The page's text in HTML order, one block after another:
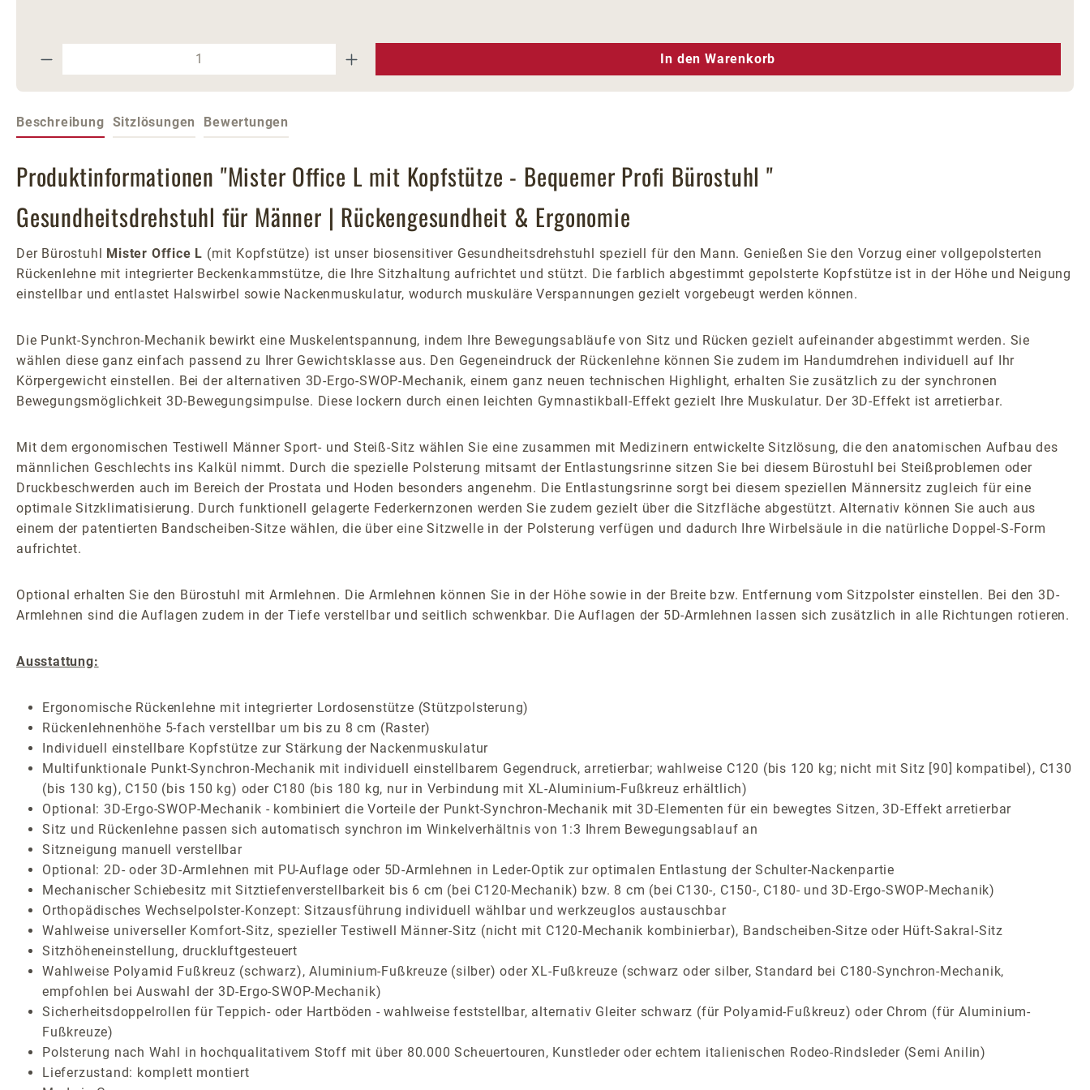
Produkt Anzahl: Gib den gewünschten Wert ein oder benutze die Schaltflächen um die Anzahl zu erhöhen oder zu
In den Warenkorb
Beschreibung Sitzlösungen Bewertungen
Produktinformationen "Mister Office L mit Kopfstütze - Bequemer Profi Bürostuhl "
Gesundheitsdrehstuhl für Männer | Rückengesundheit & Ergonomie
Der Bürostuhl Mister Office L (mit Kopfstütze) ist unser biosensitiver Gesundheitsdrehstuhl speziell für den Mann. Genießen Sie den Vorzug einer vollgepolsterten
Rückenlehne mit integrierter Beckenkammstütze, die Ihre Sitzhaltung aufrichtet und stützt. Die farblich abgestimmt gepolsterte Kopfstütze ist in der Höhe und Neigung
einstellbar und entlastet Halswirbel sowie Nackenmuskulatur, wodurch muskuläre Verspannungen gezielt vorgebeugt werden können.
Die Punkt-Synchron-Mechanik bewirkt eine Muskelentspannung, indem Ihre Bewegungsabläufe von Sitz und Rücken gezielt aufeinander abgestimmt werden. Sie
wählen diese ganz einfach passend zu Ihrer Gewichtsklasse aus. Den Gegeneindruck der Rückenlehne können Sie zudem im Handumdrehen individuell auf Ihr
Körpergewicht einstellen. Bei der alternativen 3D-Ergo-SWOP-Mechanik, einem ganz neuen technischen Highlight, erhalten Sie zusätzlich zu der synchronen
Bewegungsmöglichkeit 3D-Bewegungsimpulse. Diese lockern durch einen leichten Gymnastikball-Effekt gezielt Ihre Muskulatur. Der 3D-Effekt ist arretierbar.
Mit dem ergonomischen Testiwell Männer Sport- und Steiß-Sitz wählen Sie eine zusammen mit Medizinern entwickelte Sitzlösung, die den anatomischen Aufbau des
männlichen Geschlechts ins Kalkül nimmt. Durch die spezielle Polsterung mitsamt der Entlastungsrinne sitzen Sie bei diesem Bürostuhl bei Steißproblemen oder
Druckbeschwerden auch im Bereich der Prostata und Hoden besonders angenehm. Die Entlastungsrinne sorgt bei diesem speziellen Männersitz zugleich für eine
optimale Sitzklimatisierung. Durch funktionell gelagerte Federkernzonen werden Sie zudem gezielt über die Sitzfläche abgestützt. Alternativ können Sie auch aus
einem der patentierten Bandscheiben-Sitze wählen, die über eine Sitzwelle in der Polsterung verfügen und dadurch Ihre Wirbelsäule in die natürliche Doppel-S-Form
aufrichtet.
Optional erhalten Sie den Bürostuhl mit Armlehnen. Die Armlehnen können Sie in der Höhe sowie in der Breite bzw. Entfernung vom Sitzpolster einstellen. Bei den 3D-
Armlehnen sind die Auflagen zudem in der Tiefe verstellbar und seitlich schwenkbar. Die Auflagen der 5D-Armlehnen lassen sich zusätzlich in alle Richtungen rotieren.
Ausstattung:
Ergonomische Rückenlehne mit integrierter Lordosenstütze (Stützpolsterung)
Rückenlehnenhöhe 5-fach verstellbar um bis zu 8 cm (Raster)
Individuell einstellbare Kopfstütze zur Stärkung der Nackenmuskulatur
Multifunktionale Punkt-Synchron-Mechanik mit individuell einstellbarem Gegendruck, arretierbar; wahlweise C120 (bis 120 kg; nicht mit Sitz [90] kompatibel), C130
(bis 130 kg), C150 (bis 150 kg) oder C180 (bis 180 kg, nur in Verbindung mit XL-Aluminium-Fußkreuz erhältlich)
Optional: 3D-Ergo-SWOP-Mechanik - kombiniert die Vorteile der Punkt-Synchron-Mechanik mit 3D-Elementen für ein bewegtes Sitzen, 3D-Effekt arretierbar
Sitz und Rückenlehne passen sich automatisch synchron im Winkelverhältnis von 1:3 Ihrem Bewegungsablauf an
Sitzneigung manuell verstellbar
Optional: 2D- oder 3D-Armlehnen mit PU-Auflage oder 5D-Armlehnen in Leder-Optik zur optimalen Entlastung der Schulter-Nackenpartie
Mechanischer Schiebesitz mit Sitztiefenverstellbarkeit bis 6 cm (bei C120-Mechanik) bzw. 8 cm (bei C130-, C150-, C180- und 3D-Ergo-SWOP-Mechanik)
Orthopädisches Wechselpolster-Konzept: Sitzausführung individuell wählbar und werkzeuglos austauschbar
Wahlweise universeller Komfort-Sitz, spezieller Testiwell Männer-Sitz (nicht mit C120-Mechanik kombinierbar), Bandscheiben-Sitze oder Hüft-Sakral-Sitz
Sitzhöheneinstellung, druckluftgesteuert
Wahlweise Polyamid Fußkreuz (schwarz), Aluminium-Fußkreuze (silber) oder XL-Fußkreuze (schwarz oder silber, Standard bei C180-Synchron-Mechanik,
empfohlen bei Auswahl der 3D-Ergo-SWOP-Mechanik)
Sicherheitsdoppelrollen für Teppich- oder Hartböden - wahlweise feststellbar, alternativ Gleiter schwarz (für Polyamid-Fußkreuz) oder Chrom (für Aluminium-
Fußkreuze)
Polsterung nach Wahl in hochqualitativem Stoff mit über 80.000 Scheuertouren, Kunstleder oder echtem italienischen Rodeo-Rindsleder (Semi Anilin)
Lieferzustand: komplett montiert